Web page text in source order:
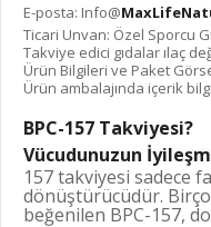
E-posta: Info@
Ticari Unvan: Özel Sporcu
Takviye edici gıdalar ılaç
Ürün Bilgileri ve Paket
Ürün ambalajında içerik
BPC-157 Takviyesi?
Vücudunuzun
157 takviyesi sadece
dönüştürücüdür.
beğenilen BPC-157,